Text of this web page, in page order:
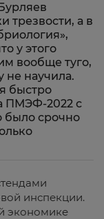
трезвости, а в
у этого
вообще туго,
не научила.
быстро
ПМЭФ-2022 с
было срочно
инспекции.
экономике